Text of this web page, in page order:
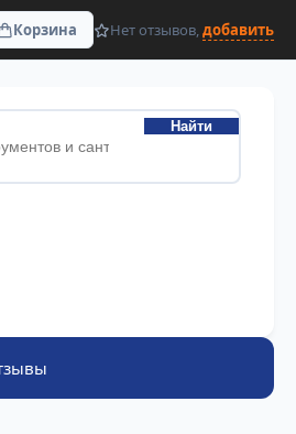
Корзина Нет отзывов,добавить
Найти